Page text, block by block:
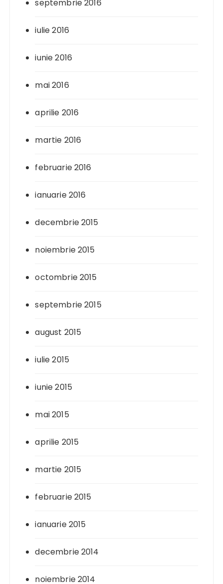
septembrie 2016
iulie 2016
iunie 2016
mai 2016
aprilie 2016
martie 2016
februarie 2016
ianuarie 2016
decembrie 2015
noiembrie 2015
octombrie 2015
septembrie 2015
august 2015
iulie 2015
iunie 2015
mai 2015
aprilie 2015
martie 2015
februarie 2015
ianuarie 2015
decembrie 2014
noiembrie 2014